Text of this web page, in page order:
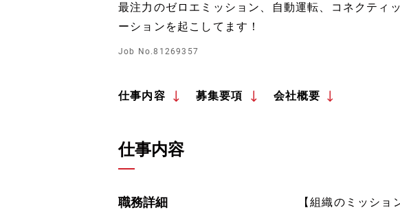
最注力のゼロエミッション、自動運転、コネクティ
ーションを起こしてます！
Job No.81269357
仕事内容 募集要項 会社概要
仕事内容
職務詳細
【組織のミッショ